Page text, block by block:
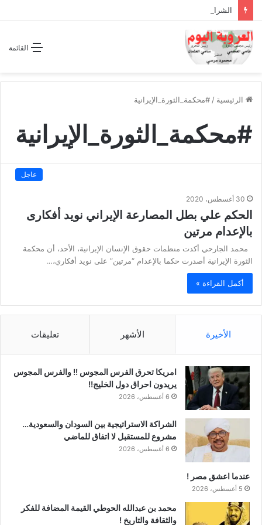
القائمة
الرئيسية / #محكمة_الثورة_الإيرانية
#محكمة_الثورة_الإيرانية
عاجل
30 أغسطس، 2020
الحكم علي بطل المصارعة الإيراني نويد أفكارى
بالإعدام مرتين
محمد الجارحي أكدت منظمات حقوق الإنسان الإيرانية، الأحد، أن محكمة
الثورة الإيرانية أصدرت حكما بالإعدام “مرتين” على نويد أفكاري،…
أكمل القراءة »
الأخيرة الأشهر تعليقات
امريكا تحرق الفرس المجوس !! والفرس المجوس
يريدون احراق دول الخليج!!
6 أغسطس، 2026
الشراكة الاستراتيجية بين السودان والسعودية…
مشروع للمستقبل لا اتفاق للماضي
6 أغسطس، 2026
عندما اعشق مصر !
5 أغسطس، 2026
محمد بن عبدالله الحوطي القيمة المضافة للفكر
والثقافة والتاريخ !